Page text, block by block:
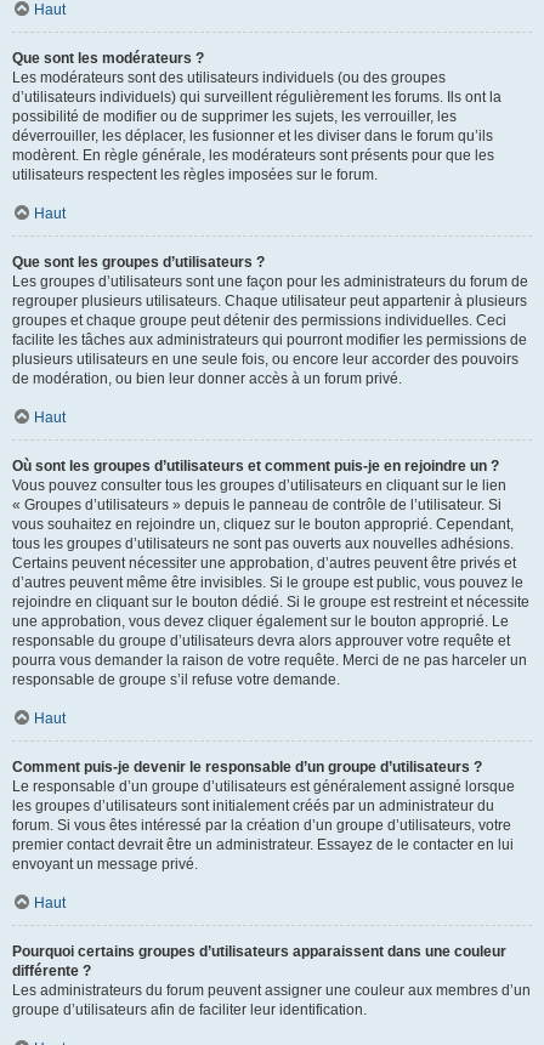
Haut
Que sont les modérateurs ?
Les modérateurs sont des utilisateurs individuels (ou des groupes
d’utilisateurs individuels) qui surveillent régulièrement les forums. Ils ont la
possibilité de modifier ou de supprimer les sujets, les verrouiller, les
déverrouiller, les déplacer, les fusionner et les diviser dans le forum qu’ils
modèrent. En règle générale, les modérateurs sont présents pour que les
utilisateurs respectent les règles imposées sur le forum.
Haut
Que sont les groupes d’utilisateurs ?
Les groupes d’utilisateurs sont une façon pour les administrateurs du forum de
regrouper plusieurs utilisateurs. Chaque utilisateur peut appartenir à plusieurs
groupes et chaque groupe peut détenir des permissions individuelles. Ceci
facilite les tâches aux administrateurs qui pourront modifier les permissions de
plusieurs utilisateurs en une seule fois, ou encore leur accorder des pouvoirs
de modération, ou bien leur donner accès à un forum privé.
Haut
Où sont les groupes d’utilisateurs et comment puis-je en rejoindre un ?
Vous pouvez consulter tous les groupes d’utilisateurs en cliquant sur le lien
« Groupes d’utilisateurs » depuis le panneau de contrôle de l’utilisateur. Si
vous souhaitez en rejoindre un, cliquez sur le bouton approprié. Cependant,
tous les groupes d’utilisateurs ne sont pas ouverts aux nouvelles adhésions.
Certains peuvent nécessiter une approbation, d’autres peuvent être privés et
d’autres peuvent même être invisibles. Si le groupe est public, vous pouvez le
rejoindre en cliquant sur le bouton dédié. Si le groupe est restreint et nécessite
une approbation, vous devez cliquer également sur le bouton approprié. Le
responsable du groupe d’utilisateurs devra alors approuver votre requête et
pourra vous demander la raison de votre requête. Merci de ne pas harceler un
responsable de groupe s’il refuse votre demande.
Haut
Comment puis-je devenir le responsable d’un groupe d’utilisateurs ?
Le responsable d’un groupe d’utilisateurs est généralement assigné lorsque
les groupes d’utilisateurs sont initialement créés par un administrateur du
forum. Si vous êtes intéressé par la création d’un groupe d’utilisateurs, votre
premier contact devrait être un administrateur. Essayez de le contacter en lui
envoyant un message privé.
Haut
Pourquoi certains groupes d’utilisateurs apparaissent dans une couleur
différente ?
Les administrateurs du forum peuvent assigner une couleur aux membres d’un
groupe d’utilisateurs afin de faciliter leur identification.